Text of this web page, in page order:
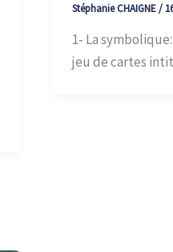
Stéphanie CHAIGNE/
1- La
jeu de cartes